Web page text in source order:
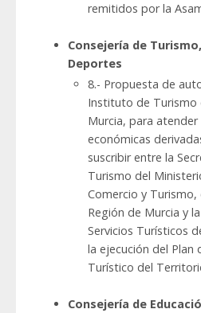
remitidos por la
Consejería de
Deportes
8.- Propuesta de
Instituto de Turismo
Murcia, para
económicas
suscribir entre la
Turismo del
Comercio y Turismo,
Región de Murcia y
Servicios Turísticos
la ejecución del Plan
Turístico del
Consejería de